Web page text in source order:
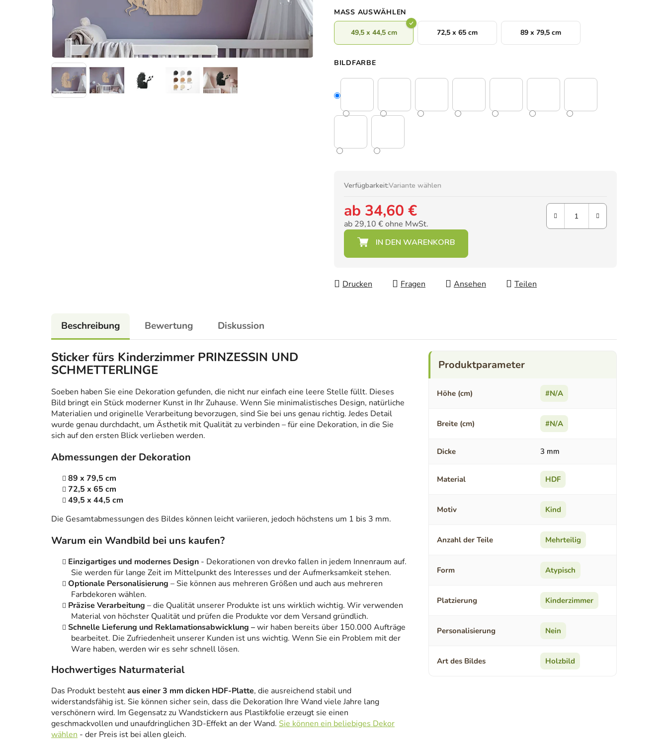
MASS AUSWÄHLEN
49,5 x 44,5 cm 72,5 x 65 cm 89 x 79,5 cm
BILDFARBE
Verfügbarkeit:Variante wählen
ab 34,60 €
ab 29,10 €ohne MwSt.
Verkaufspreis:
Drucken Fragen Ansehen Teilen
Beschreibung Bewertung Diskussion
Sticker fürs Kinderzimmer PRINZESSIN UND
SCHMETTERLINGE
Soeben haben Sie eine Dekoration gefunden, die nicht nur einfach eine leere Stelle füllt. Dieses
Bild bringt ein Stück moderner Kunst in Ihr Zuhause. Wenn Sie minimalistisches Design, natürliche
Materialien und originelle Verarbeitung bevorzugen, sind Sie bei uns genau richtig. Jedes Detail
wurde genau durchdacht, um Ästhetik mit Qualität zu verbinden – für eine Dekoration, in die Sie
sich auf den ersten Blick verlieben werden.
Abmessungen der Dekoration
89 x 79,5 cm
72,5 x 65 cm
49,5 x 44,5 cm
Die Gesamtabmessungen des Bildes können leicht variieren, jedoch höchstens um 1 bis 3 mm.
Warum ein Wandbild bei uns kaufen?
Einzigartiges und modernes Design - Dekorationen von drevko fallen in jedem Innenraum auf.
Sie werden für lange Zeit im Mittelpunkt des Interesses und der Aufmerksamkeit stehen.
Optionale Personalisierung – Sie können aus mehreren Größen und auch aus mehreren
Farbdekoren wählen.
Präzise Verarbeitung – die Qualität unserer Produkte ist uns wirklich wichtig. Wir verwenden
Material von höchster Qualität und prüfen die Produkte vor dem Versand gründlich.
Schnelle Lieferung und Reklamationsabwicklung –wir haben bereits über 150.000 Aufträge
bearbeitet. Die Zufriedenheit unserer Kunden ist uns wichtig. Wenn Sie ein Problem mit der
Ware haben, werden wir es sehr schnell lösen.
Hochwertiges Naturmaterial
Das Produkt bestehtaus einer 3 mm dicken HDF-Platte, die ausreichend stabil und
widerstandsfähig ist. Sie können sicher sein, dass die Dekoration Ihre Wand viele Jahre lang
verschönern wird. Im Gegensatz zu Wandstickern aus Plastikfolie erzeugt sie einen
geschmackvollen und unaufdringlichen 3D-Effekt an der Wand. Sie können ein beliebiges Dekor
wählen - der Preis ist bei allen gleich.
Höhe (cm) #N/A
Breite (cm) #N/A
Dicke 3 mm
Material HDF
Motiv Kind
Anzahl der Teile Mehrteilig
Form Atypisch
Platzierung Kinderzimmer
Personalisierung Nein
Art des Bildes Holzbild